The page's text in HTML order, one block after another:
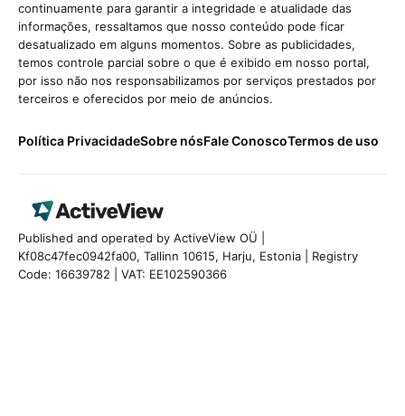
continuamente para garantir a integridade e atualidade das
informações, ressaltamos que nosso conteúdo pode ficar
desatualizado em alguns momentos. Sobre as publicidades,
temos controle parcial sobre o que é exibido em nosso portal,
por isso não nos responsabilizamos por serviços prestados por
terceiros e oferecidos por meio de anúncios.
Política PrivacidadeSobre nósFale ConoscoTermos de uso
Published and operated by ActiveView OÜ |
Kf08c47fec0942fa00, Tallinn 10615, Harju, Estonia | Registry
Code: 16639782 | VAT: EE102590366